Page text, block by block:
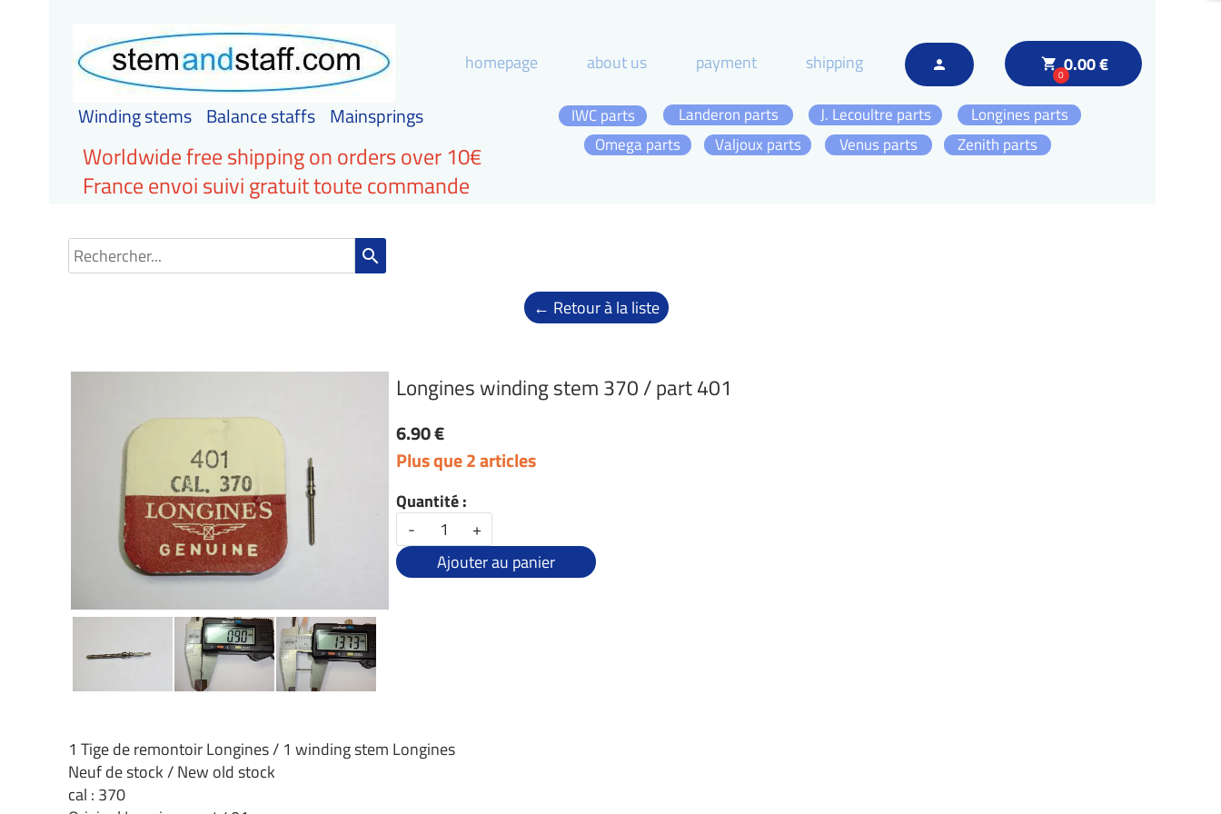
local_grocery_store
00.00 €
person
homepage about us payment shipping
Winding stems Balance staffs Mainsprings
Omega parts Zenith parts
Longines parts
J. Lecoultre parts
IWC parts
Landeron parts
Valjoux parts
Venus parts
Worldwide free shipping on orders over 10€
France envoi suivi gratuit toute commande
search
← Retour à la liste
Longines winding stem 370 / part 401
6.90 €
Plus que 2 articles
Quantité :
-
+
Ajouter au panier
1 Tige de remontoir Longines / 1 winding stem Longines
Neuf de stock / New old stock
cal : 370